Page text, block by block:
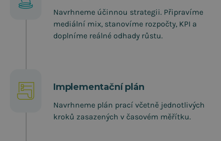
Navrhneme účinnou strategii. Připravíme
mediální mix, stanovíme rozpočty, KPI a
doplníme reálné odhady růstu.
Implementační plán
Navrhneme plán prací včetně jednotlivých
kroků zasazených v časovém měřítku.